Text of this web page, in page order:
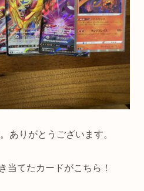
ありがとうございます。
当てたカードがこちら！